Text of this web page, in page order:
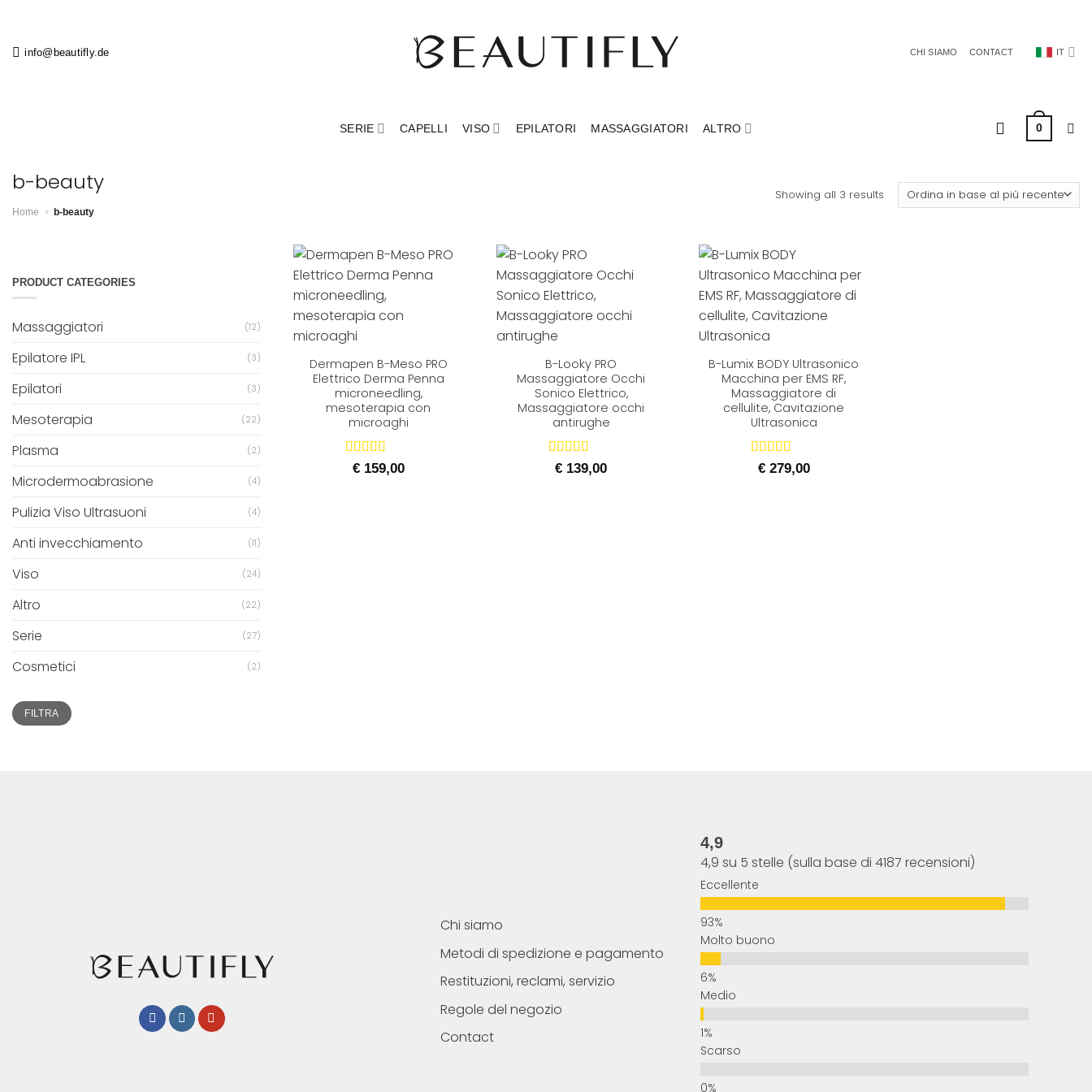
contenuti
info@beautifly.de CHI SIAMO CONTACT IT
SERIE CAPELLI VISO EPILATORI MASSAGGIATORI ALTRO 0
b-beauty
Home » b-beauty
Showing all 3 results
PRODUCT CATEGORIES
Massaggiatori (12)
Epilatore IPL (3)
Epilatori (3)
Mesoterapia (22)
Plasma (2)
Microdermoabrasione (4)
Pulizia Viso Ultrasuoni (4)
Anti invecchiamento (11)
Viso (24)
Altro (22)
Serie (27)
Cosmetici (2)
Prezzo
Min
Prezzo
MaxFILTRA
+
Dermapen B-Meso PRO
Elettrico Derma Penna
microneedling,
mesoterapia con
microaghi
Valutato5
€159,00
+
B-Looky PRO
Massaggiatore Occhi
Sonico Elettrico,
Massaggiatore occhi
antirughe
Valutato5
€ 139,00
+
B-Lumix BODY Ultrasonico
Macchina per EMS RF,
Massaggiatore di
cellulite, Cavitazione
Ultrasonica
Valutato
su 5
€279,00
Chi siamo
Metodi di spedizione e pagamento
Restituzioni, reclami, servizio
Regole del negozio
Contact
4,9
4,9 su 5 stelle (sulla base di 4187 recensioni)
Eccellente
Molto buono
Medio
Scarso